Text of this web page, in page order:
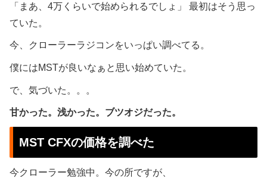
「まあ、4万くらいで始められるでしょ」 最初はそう思っ
ていた。
今、クローラーラジコンをいっぱい調べてる。
僕にはMSTが良いなぁと思い始めていた。
で、気づいた。。。
甘かった。浅かった。ブツオジだった。
MST CFXの価格を調べた
今クローラー勉強中。今の所ですが、